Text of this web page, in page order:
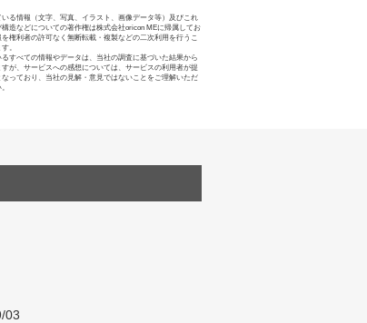
る情報（文字、写真、イラスト、画像データ等）及びこれ
造などについての著作権は株式会社oricon MEに帰属してお
権利者の許可なく無断転載・複製などの二次利用を行うこ
。
すべての情報やデータは、当社の調査に基づいた結果から
が、サービスへの感想については、サービスの利用者が提
っており、当社の見解・意見ではないことをご理解いただ
03